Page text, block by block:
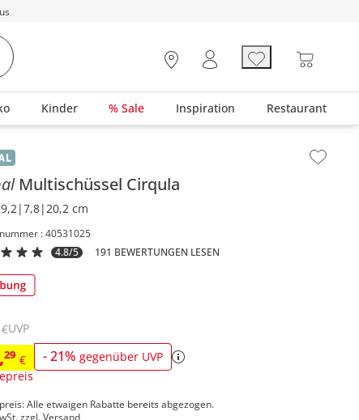
Kinder % Sale Inspiration Restaurant
Seitenleiste überspringen - Zum Seitenende
Multischüssel Cirqula
cm
: 40531025
4.8/5
191 BEWERTUNGEN LESEN
,29 € -21% gegenüber UVP
€UVP
Alle etwaigen Rabatte bereits abgezogen.
zzgl.Versand